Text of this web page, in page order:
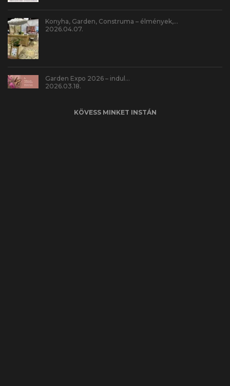
Konyha, Garden, Construma – élmények,…
2026.04.07.
Garden Expo 2026 – indul…
2026.03.18.
KÖVESS MINKET INSTÁN